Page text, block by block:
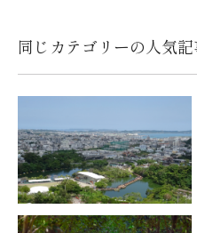
同じカテゴリーの人気